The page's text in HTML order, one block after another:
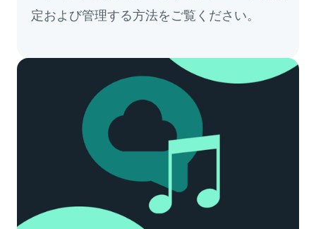
定および管理する方法をご覧ください。